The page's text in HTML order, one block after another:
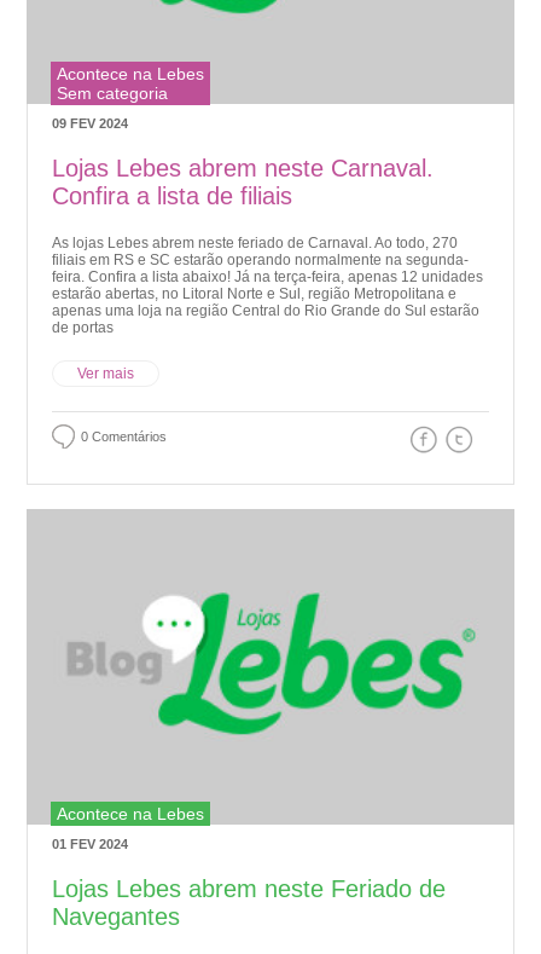
Acontece na Lebes
Sem categoria
09 FEV 2024
Lojas Lebes abrem neste Carnaval.
Confira a lista de filiais
As lojas Lebes abrem neste feriado de Carnaval. Ao todo, 270
filiais em RS e SC estarão operando normalmente na segunda-
feira. Confira a lista abaixo! Já na terça-feira, apenas 12 unidades
estarão abertas, no Litoral Norte e Sul, região Metropolitana e
apenas uma loja na região Central do Rio Grande do Sul estarão
de portas
Ver mais
0 Comentários
Acontece na Lebes
01 FEV 2024
Lojas Lebes abrem neste Feriado de
Navegantes